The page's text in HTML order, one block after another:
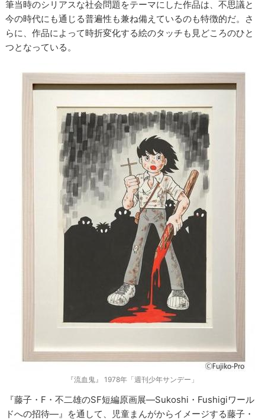
筆当時のシリアスな社会問題をテーマにした作品は、不思議と
今の時代にも通じる普遍性も兼ね備えているのも特徴的だ。さ
らに、作品によって時折変化する絵のタッチも見どころのひと
つとなっている。
『流血鬼』 1978年「週刊少年サンデー」
『藤子・F・不二雄のSF短編原画展―Sukoshi・Fushigiワール
ドへの招待―』を通して、児童まんがからイメージする藤子・